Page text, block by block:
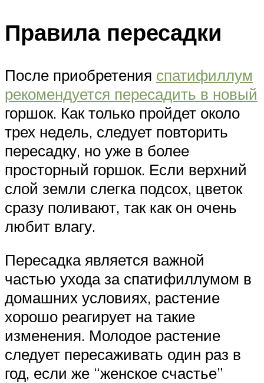
Правила пересадки
После приобретения спатифиллум
рекомендуется пересадить в новый
горшок. Как только пройдет около
трех недель, следует повторить
пересадку, но уже в более
просторный горшок. Если верхний
слой земли слегка подсох, цветок
сразу поливают, так как он очень
любит влагу.
Пересадка является важной
частью ухода за спатифиллумом в
домашних условиях, растение
хорошо реагирует на такие
изменения. Молодое растение
следует пересаживать один раз в
год, если же “женское счастье”